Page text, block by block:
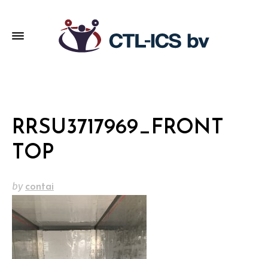
RRSU3717969_FRONT
TOP
by contai